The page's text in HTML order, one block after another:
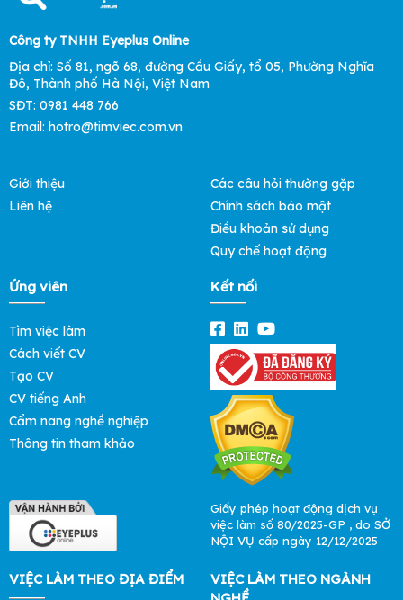
Công ty TNHH Eyeplus Online
Địa chỉ: Số 81, ngõ 68, đường Cầu Giấy, tổ 05, Phường Nghĩa
Đô, Thành phố Hà Nội, Việt Nam
SĐT: 0981 448 766
Email: hotro@timviec.com.vn
Giới thiệu
Liên hệ
Các câu hỏi thường gặp
Chính sách bảo mật
Điều khoản sử dụng
Quy chế hoạt động
Ứng viên
Tìm việc làm
Cách viết CV
Tạo CV
CV tiếng Anh
Cẩm nang nghề nghiệp
Thông tin tham khảo
Kết nối
Giấy phép hoạt động dịch vụ
việc làm số 80/2025-GP , do SỞ
NỘI VỤ cấp ngày 12/12/2025
VIỆC LÀM THEO ĐỊA ĐIỂM
VIỆC LÀM THEO NGÀNH